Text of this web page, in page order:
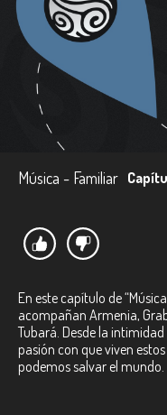
Música - Familiar
En este capítulo de
acompañan Armenia,
Tubará. Desde la
pasión con que viven
podemos salvar el mundo.